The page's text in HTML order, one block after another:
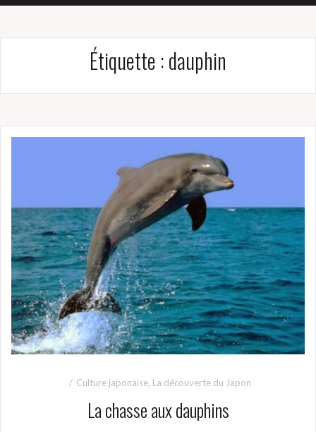
Étiquette :dauphin
Culture japonaise, La découverte du Japon
La chasse aux dauphins